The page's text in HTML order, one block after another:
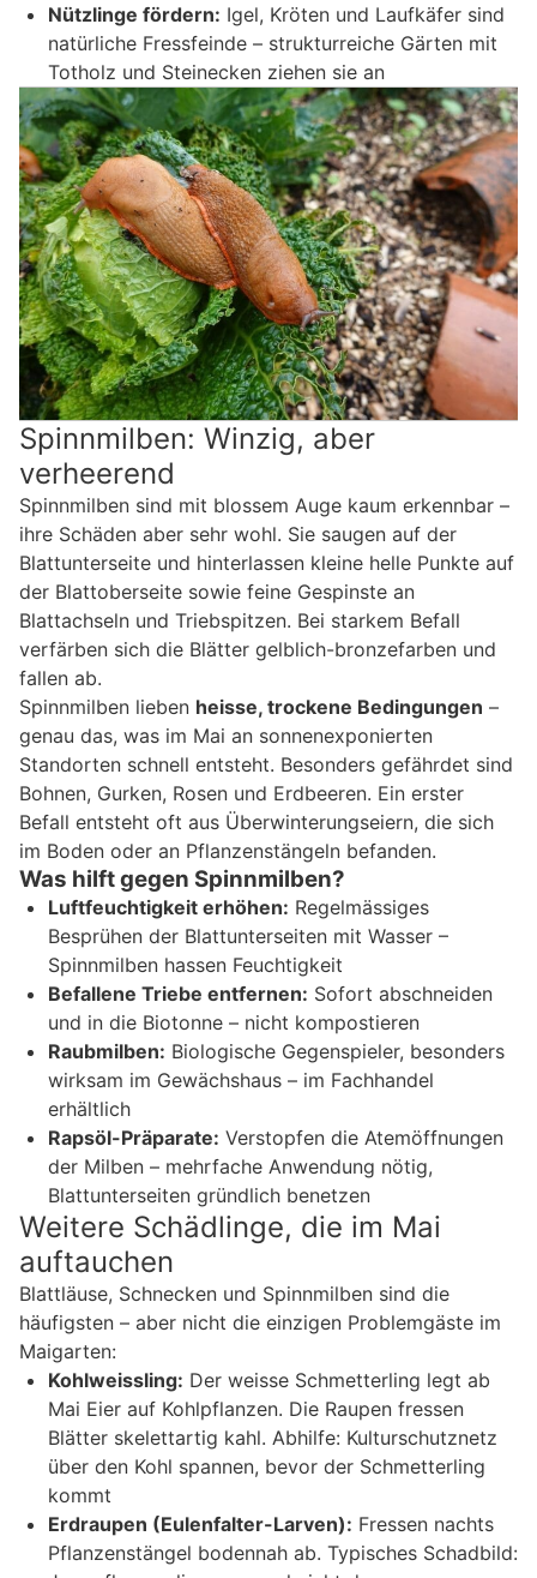
Nützlinge fördern: Igel, Kröten und Laufkäfer sind
natürliche Fressfeinde – strukturreiche Gärten mit
Totholz und Steinecken ziehen sie an
Spinnmilben: Winzig, aber
verheerend
Spinnmilben sind mit blossem Auge kaum erkennbar –
ihre Schäden aber sehr wohl. Sie saugen auf der
Blattunterseite und hinterlassen kleine helle Punkte auf
der Blattoberseite sowie feine Gespinste an
Blattachseln und Triebspitzen. Bei starkem Befall
verfärben sich die Blätter gelblich-bronzefarben und
fallen ab.
Spinnmilben lieben heisse, trockene Bedingungen –
genau das, was im Mai an sonnenexponierten
Standorten schnell entsteht. Besonders gefährdet sind
Bohnen, Gurken, Rosen und Erdbeeren. Ein erster
Befall entsteht oft aus Überwinterungseiern, die sich
im Boden oder an Pflanzenstängeln befanden.
Was hilft gegen Spinnmilben?
Luftfeuchtigkeit erhöhen: Regelmässiges
Besprühen der Blattunterseiten mit Wasser –
Spinnmilben hassen Feuchtigkeit
Befallene Triebe entfernen: Sofort abschneiden
und in die Biotonne – nicht kompostieren
Raubmilben: Biologische Gegenspieler, besonders
wirksam im Gewächshaus – im Fachhandel
erhältlich
Rapsöl-Präparate: Verstopfen die Atemöffnungen
der Milben – mehrfache Anwendung nötig,
Blattunterseiten gründlich benetzen
Weitere Schädlinge, die im Mai
auftauchen
Blattläuse, Schnecken und Spinnmilben sind die
häufigsten – aber nicht die einzigen Problemgäste im
Maigarten:
Kohlweissling: Der weisse Schmetterling legt ab
Mai Eier auf Kohlpflanzen. Die Raupen fressen
Blätter skelettartig kahl. Abhilfe: Kulturschutznetz
über den Kohl spannen, bevor der Schmetterling
kommt
Erdraupen (Eulenfalter-Larven): Fressen nachts
Pflanzenstängel bodennah ab. Typisches Schadbild: